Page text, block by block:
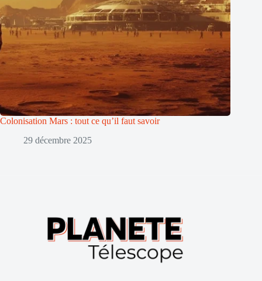
Colonisation Mars : tout ce qu’il faut savoir
29 décembre 2025